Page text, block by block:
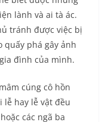
lành và ai tà ác.
tránh được việc bị
quấy phá gây ảnh
đình của mình.
cúng cô hồn
lễ hay lễ vật đều
các ngã ba